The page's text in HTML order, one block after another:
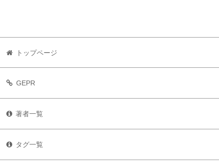
トップページ
GEPR
著者一覧
タグ一覧